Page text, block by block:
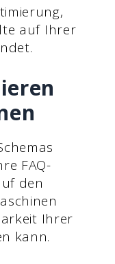
auf Ihrer
FAQ-
den
Ihrer
kann.